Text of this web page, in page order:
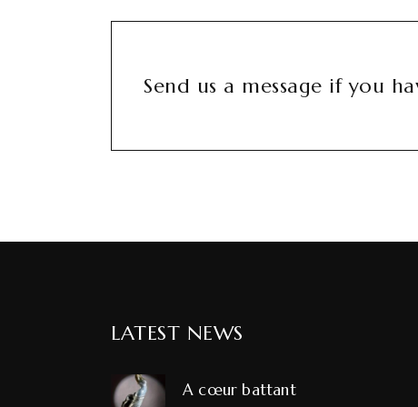
Send us a message if you
LATEST NEWS
A cœur battant